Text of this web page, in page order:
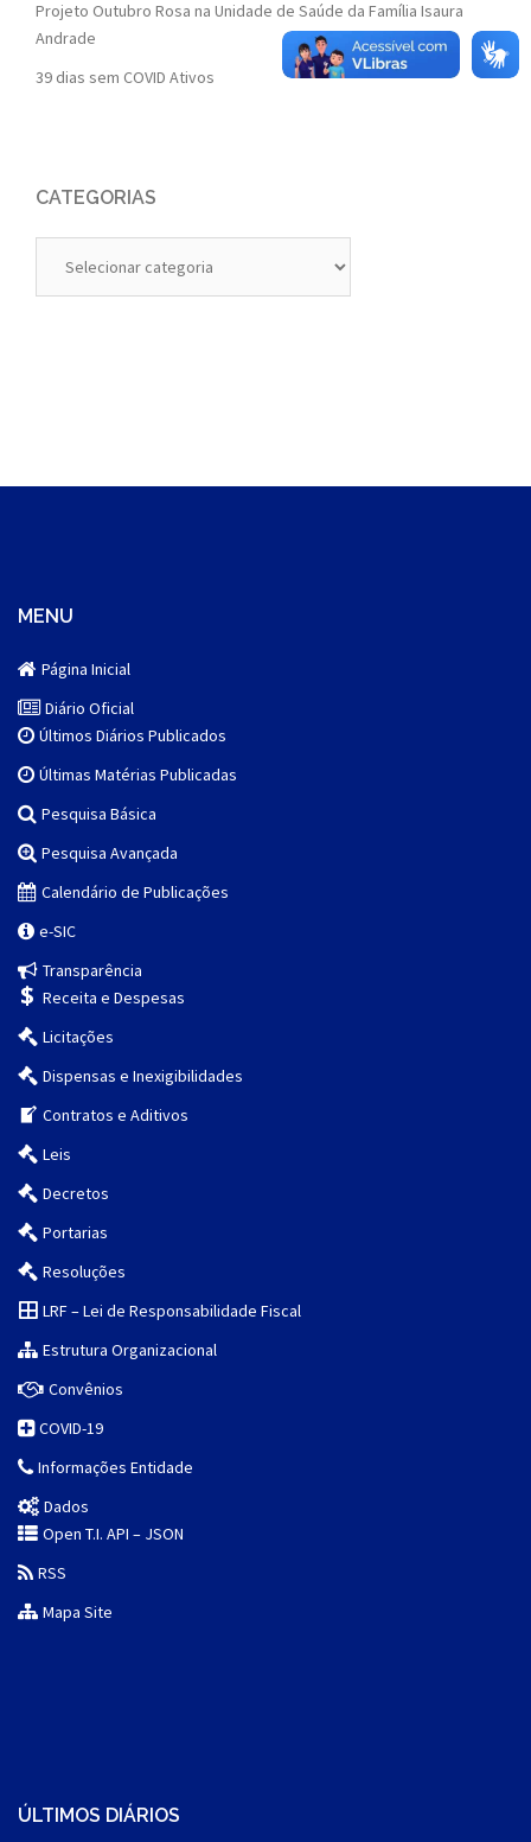
Projeto Outubro Rosa na Unidade de Saúde da Família Isaura
Andrade
39 dias sem COVID Ativos
CATEGORIAS
MENU
Página Inicial
Diário Oficial
Últimos Diários Publicados
Últimas Matérias Publicadas
Pesquisa Básica
Pesquisa Avançada
Calendário de Publicações
e-SIC
Transparência
Receita e Despesas
Licitações
Dispensas e Inexigibilidades
Contratos e Aditivos
Leis
Decretos
Portarias
Resoluções
LRF – Lei de Responsabilidade Fiscal
Estrutura Organizacional
Convênios
COVID-19
Informações Entidade
Dados
Open T.I. API – JSON
RSS
Mapa Site
ÚLTIMOS DIÁRIOS